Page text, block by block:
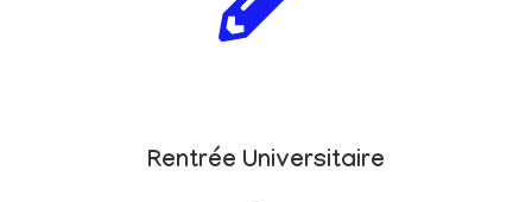
Rentrée Universitaire